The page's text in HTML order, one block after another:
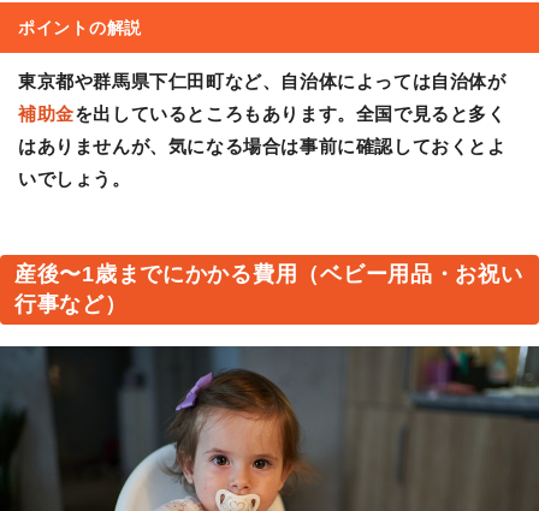
ポイントの解説
東京都や群馬県下仁田町など、自治体によっては自治体が
補助金を出しているところもあります。全国で見ると多く
はありませんが、気になる場合は事前に確認しておくとよ
いでしょう。
産後〜1歳までにかかる費用（ベビー用品・お祝い
行事など）